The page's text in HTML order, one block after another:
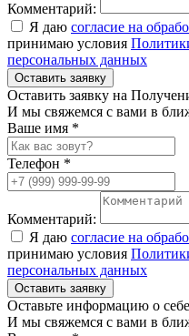
Комментарий:
Я даю согласие на
принимаю условия
персональных данных
Оставить заявку
Оставить заявку на
И мы свяжемся с вами в
Ваше имя *
Телефон *
Комментарий:
Я даю согласие на
принимаю условия
персональных данных
Оставить заявку
Оставьте информацию о себе
И мы свяжемся с вами в